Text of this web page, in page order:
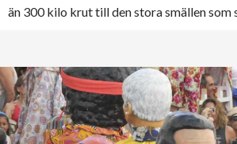
än 300 kilo krut till den stora smällen som